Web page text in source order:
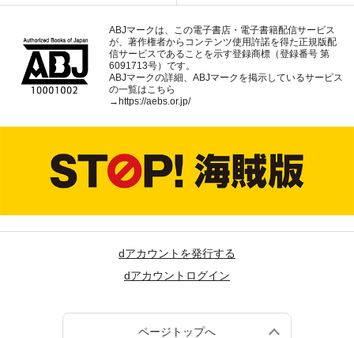
ABJマークは、この電子書店・電子書籍配信サービス
が、著作権者からコンテンツ使用許諾を得た正規版配
信サービスであることを示す登録商標（登録番号 第
6091713号）です。
ABJマークの詳細、ABJマークを掲示しているサービス
の一覧はこちら
→ https://aebs.or.jp/
dアカウントを発行する
dアカウントログイン
ページトップへ